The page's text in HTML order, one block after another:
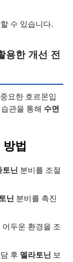
수 있습니다.
용한 개선 전
요한 호르몬입
관을 통해 수면
법
토닌 분비를 조절
닌 분비를 촉진
어두운 환경을 조
후 멜라토닌 보